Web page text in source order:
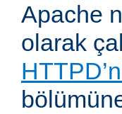
Apache
olarak